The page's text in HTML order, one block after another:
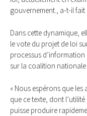
gouvernement., a-t-il fait
Dans cette dynamique,
le vote du projet de loi
processus
sur la coalition
« Nous espérons que
que ce texte, dont
puisse produire